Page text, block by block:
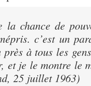
la chance de
c’est un
à tous les
et je le montre le
25 juillet 1963)